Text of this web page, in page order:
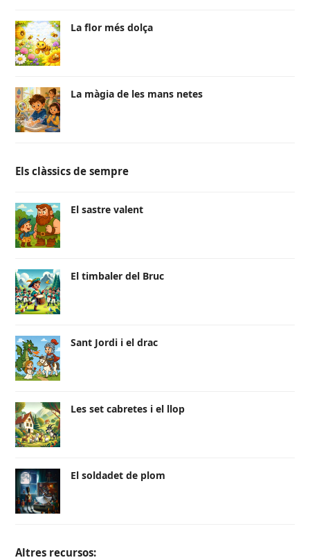
La flor més dolça
La màgia de les mans netes
Els clàssics de sempre
El sastre valent
El timbaler del Bruc
Sant Jordi i el drac
Les set cabretes i el llop
El soldadet de plom
Altres recursos: